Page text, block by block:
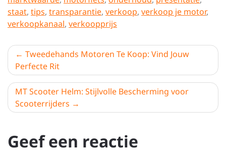
staat, tips, transparantie, verkoop, verkoop je motor,
verkoopkanaal, verkoopprijs
Berichtnavigatie
Tweedehands Motoren Te Koop: Vind Jouw
Perfecte Rit
MT Scooter Helm: Stijlvolle Bescherming voor
Scooterrijders
Geef een reactie